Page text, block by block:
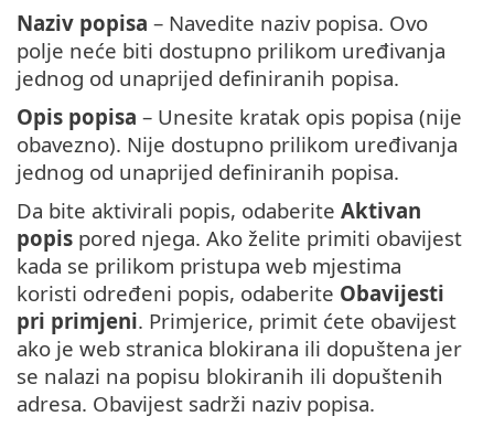
Naziv popisa – Navedite naziv popisa. Ovo
polje neće biti dostupno prilikom uređivanja
jednog od unaprijed definiranih popisa.
Opis popisa – Unesite kratak opis popisa (nije
obavezno). Nije dostupno prilikom uređivanja
jednog od unaprijed definiranih popisa.
Da bite aktivirali popis, odaberite Aktivan
popis pored njega. Ako želite primiti obavijest
kada se prilikom pristupa web mjestima
koristi određeni popis, odaberite Obavijesti
pri primjeni. Primjerice, primit ćete obavijest
ako je web stranica blokirana ili dopuštena jer
se nalazi na popisu blokiranih ili dopuštenih
adresa. Obavijest sadrži naziv popisa.